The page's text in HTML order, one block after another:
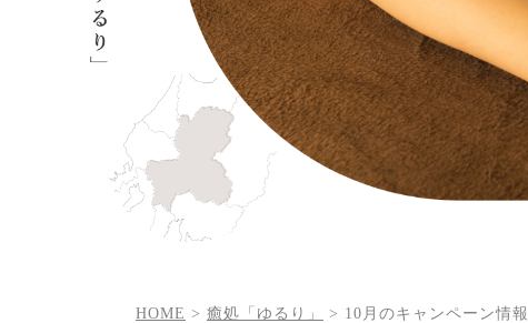
HOME > 癒処「ゆるり」 > 10月のキャンペーン情報